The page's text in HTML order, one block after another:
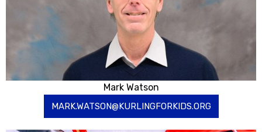
Mark Watson
MARK.WATSON@KURLINGFORKIDS.ORG